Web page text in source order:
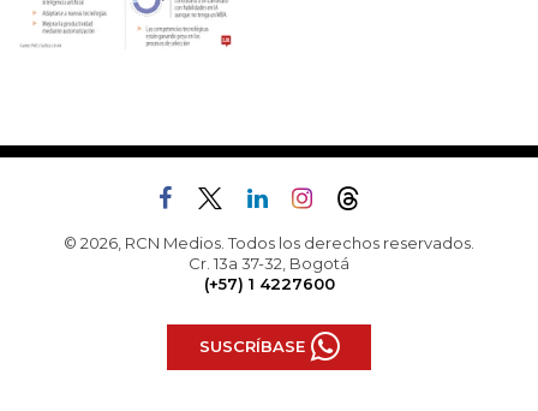
© 2026, RCN Medios. Todos los derechos reservados.
Cr. 13a 37-32, Bogotá
(+57) 1 4227600
SUSCRÍBASE